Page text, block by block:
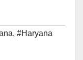
, #Haryana